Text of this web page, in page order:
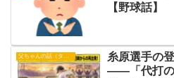
【野球話】
父ちゃんの話（タイガース）
糸原選手の
――「代打の